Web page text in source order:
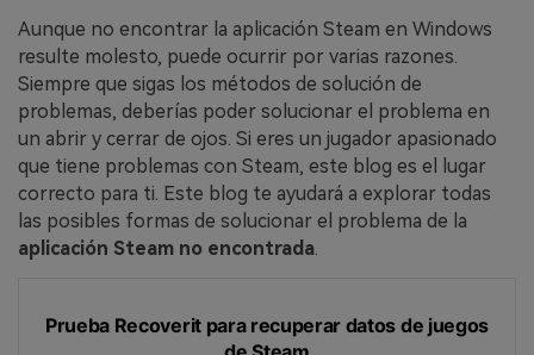
Aunque no encontrar la aplicación Steam en Windows
resulte molesto, puede ocurrir por varias razones.
Siempre que sigas los métodos de solución de
problemas, deberías poder solucionar el problema en
un abrir y cerrar de ojos. Si eres un jugador apasionado
que tiene problemas con Steam, este blog es el lugar
correcto para ti. Este blog te ayudará a explorar todas
las posibles formas de solucionar el problema de la
aplicación Steam no encontrada.
Prueba Recoverit para recuperar datos de juegos